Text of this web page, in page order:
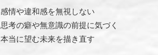
感情や違和感を無視しない
思考の癖や無意識の前提に気づく
本当に望む未来を描き直す